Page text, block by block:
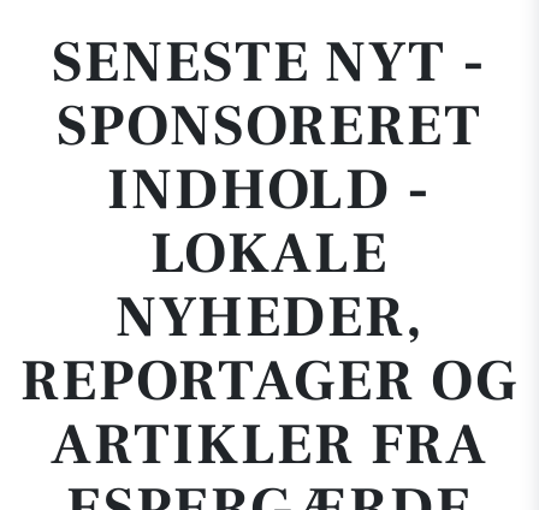
SENESTE NYT -
SPONSORERET
INDHOLD -
LOKALE
NYHEDER,
REPORTAGER OG
ARTIKLER FRA